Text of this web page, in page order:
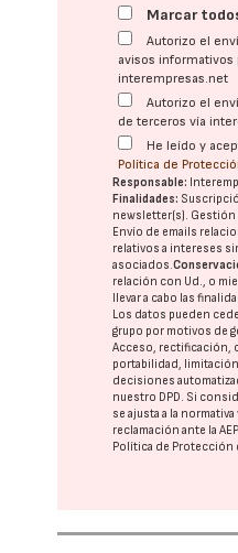
Marcar
Autorizo el
avisos informativos
interempresas.net
Autorizo el
de terceros vía
He leído y
Política de
Responsable:
Finalidades:
newsletter(s). Gestión
Envío de emails
relativos a intereses
asociados.
relación con Ud., o
llevar a cabo las
Los datos pueden
grupo por motivos de
Acceso, rectificación,
portabilidad,
decisiones
nuestro DPD. Si
se ajusta a la
reclamación ante la
Política de Protección